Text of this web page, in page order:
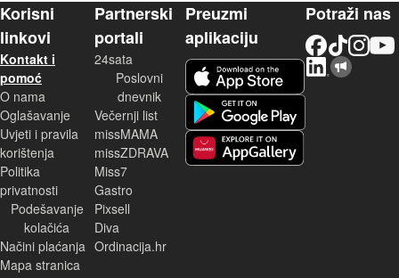
Korisni
linkovi
Kontakt i
pomoć
O nama
Oglašavanje
Uvjeti i pravila
korištenja
Politika
privatnosti
Podešavanje
kolačića
Načini plaćanja
Mapa stranica
Partnerski
portali
24sata
Poslovni
dnevnik
Večernji list
missMAMA
missZDRAVA
Miss7
Gastro
Pixsell
Diva
Ordinacija.hr
Preuzmi
aplikaciju
Potraži nas